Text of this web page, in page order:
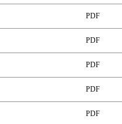
PDF
PDF
PDF
PDF
PDF